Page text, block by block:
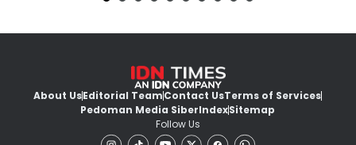
About UsEditorial TeamContact UsTerms of Services
Pedoman Media SiberIndexSitemap
Follow Us